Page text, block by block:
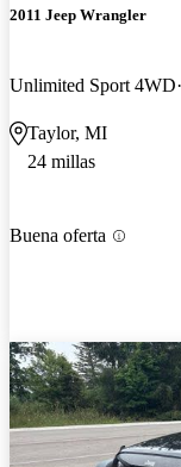
2011 Jeep Wrangler
Unlimited Sport 4WD
Taylor, MI
24 millas
Buena oferta